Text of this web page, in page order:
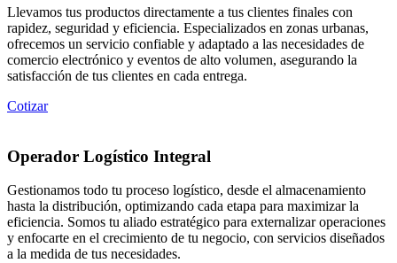
Llevamos tus productos directamente a tus clientes finales con
rapidez, seguridad y eficiencia. Especializados en zonas urbanas,
ofrecemos un servicio confiable y adaptado a las necesidades de
comercio electrónico y eventos de alto volumen, asegurando la
satisfacción de tus clientes en cada entrega.
Cotizar
Operador Logístico Integral
Gestionamos todo tu proceso logístico, desde el almacenamiento
hasta la distribución, optimizando cada etapa para maximizar la
eficiencia. Somos tu aliado estratégico para externalizar operaciones
y enfocarte en el crecimiento de tu negocio, con servicios diseñados
a la medida de tus necesidades.